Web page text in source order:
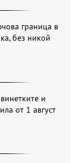
граница в
без никой
и
от 1 август